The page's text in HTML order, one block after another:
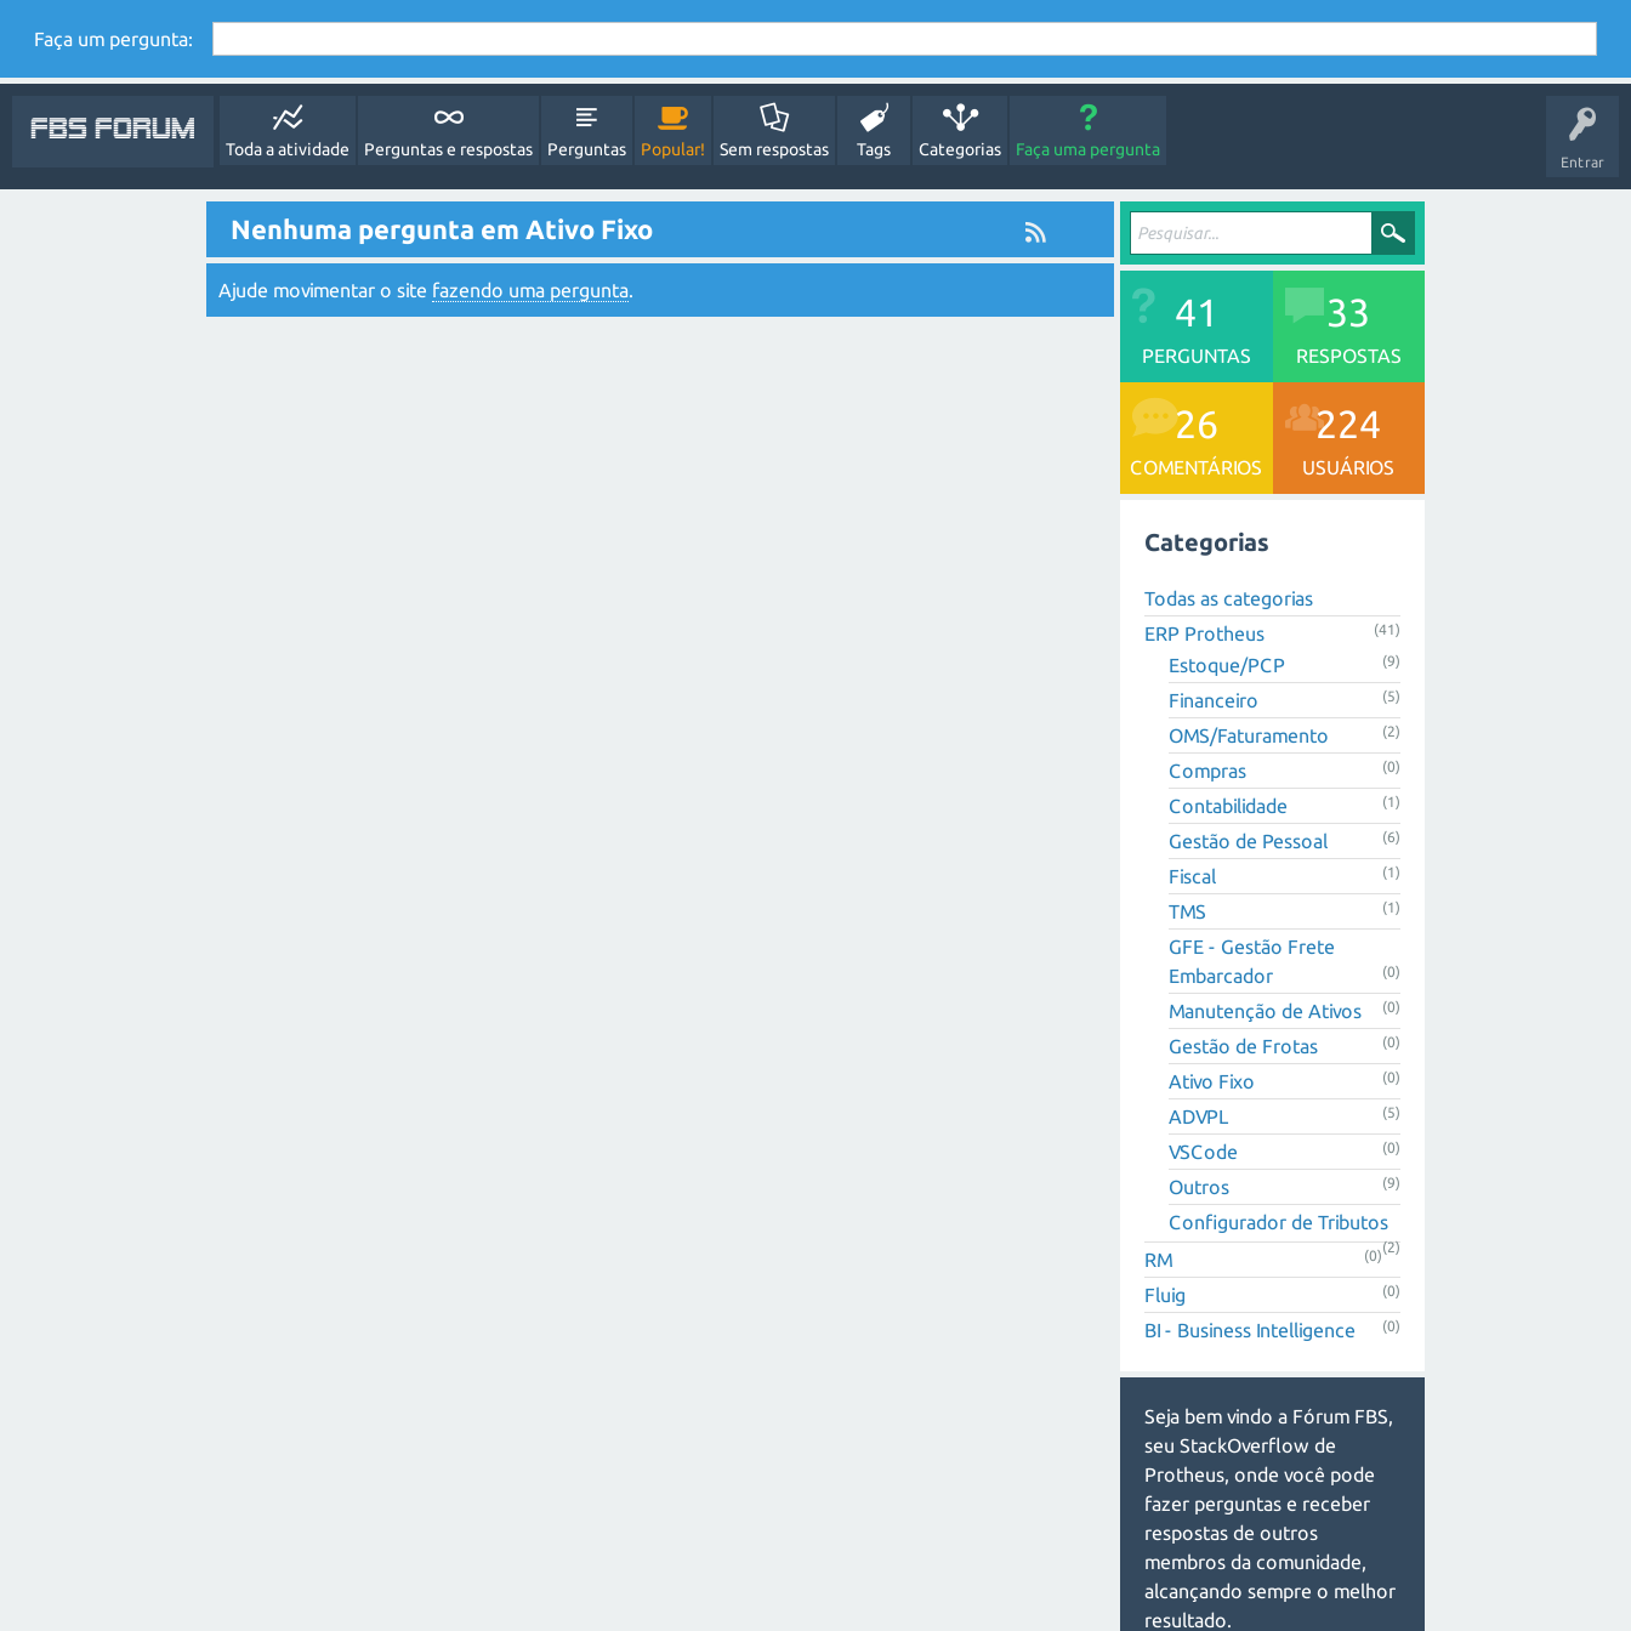
Faça um pergunta:
Entrar
FBS Forum
Toda a atividade Perguntas e respostas Perguntas Popular! Sem respostas Tags Categorias Faça uma pergunta
Nenhuma pergunta em Ativo Fixo
Ajude movimentar o site fazendo uma pergunta. 41
PERGUNTAS
33
RESPOSTAS
26
COMENTÁRIOS
224
USUÁRIOS
Categorias
Todas as categorias
ERP Protheus
(41)
Estoque/PCP (9)
Financeiro (5)
OMS/Faturamento (2)
Compras (0)
Contabilidade (1)
Gestão de Pessoal (6)
Fiscal (1)
TMS (1)
GFE - Gestão Frete
Embarcador
(0)
Manutenção de Ativos (0)
Gestão de Frotas (0)
Ativo Fixo (0)
ADVPL (5)
VSCode (0)
Outros (9)
Configurador de Tributos
(2)
RM (0)
Fluig (0)
BI - Business Intelligence (0)
Seja bem vindo a Fórum FBS,
seu StackOverflow de
Protheus, onde você pode
fazer perguntas e receber
respostas de outros
membros da comunidade,
alcançando sempre o melhor
resultado.